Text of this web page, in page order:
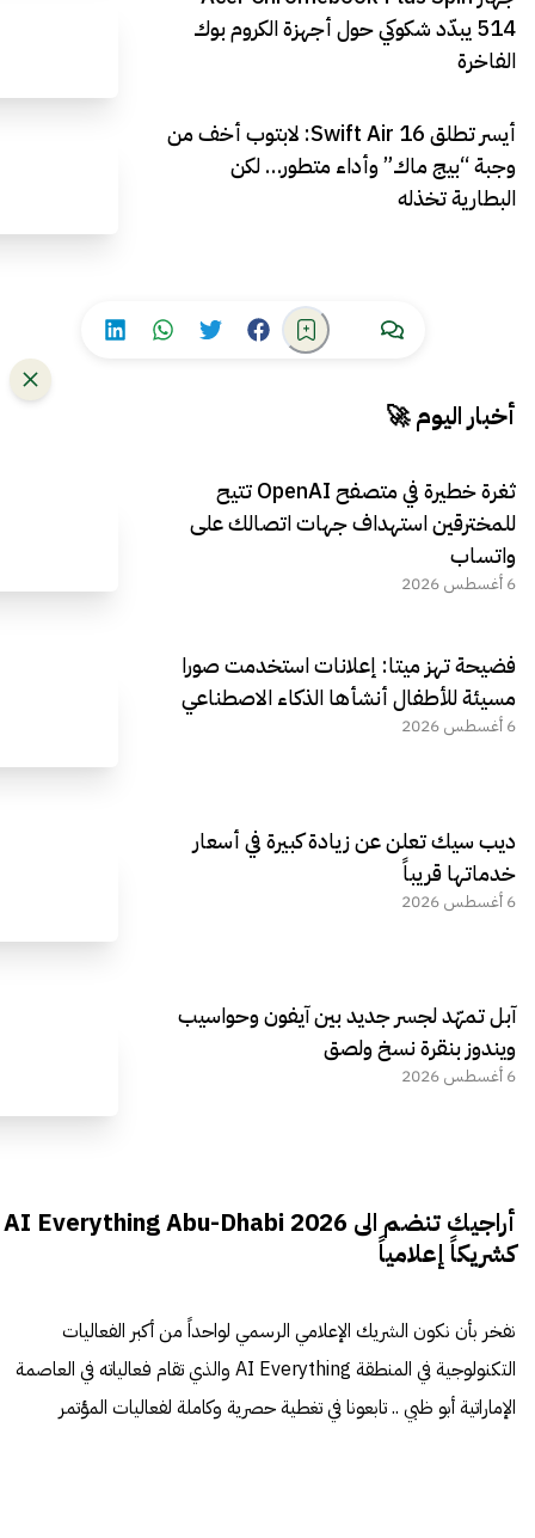
514 يبدّد شكوكي حول أجهزة الكروم بوك
الفاخرة
أيسر تطلق Swift Air 16: لابتوب أخف من
وجبة “بيج ماك” وأداء متطور… لكن
البطارية تخذله
أخبار اليوم 🚀
ثغرة خطيرة في متصفح OpenAI تتيح
للمخترقين استهداف جهات اتصالك على
واتساب
6 أغسطس 2026
فضيحة تهز ميتا: إعلانات استخدمت صورا
مسيئة للأطفال أنشأها الذكاء الاصطناعي
6 أغسطس 2026
ديب سيك تعلن عن زيادة كبيرة في أسعار
خدماتها قريباً
6 أغسطس 2026
آبل تمهّد لجسر جديد بين آيفون وحواسيب
ويندوز بنقرة نسخ ولصق
6 أغسطس 2026
أراجيك تنضم الى AI Everything Abu-Dhabi 2026
كشريكاً إعلامياً
نفخر بأن نكون الشريك الإعلامي الرسمي لواحداً من أكبر الفعاليات
التكنولوجية في المنطقة AI Everything والذي تقام فعالياته في العاصمة
الإماراتية أبو ظبي .. تابعونا في تغطية حصرية وكاملة لفعاليات المؤتمر